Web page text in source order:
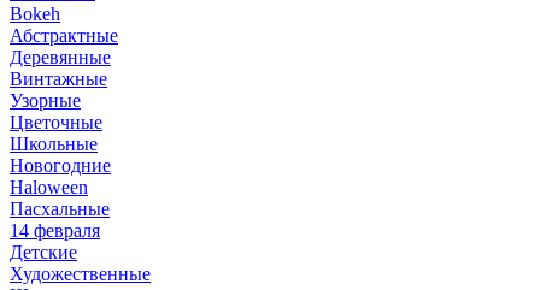
Bokeh
Абстрактные
Деревянные
Винтажные
Узорные
Цветочные
Школьные
Новогодние
Haloween
Пасхальные
14 февраля
Детские
Художественные